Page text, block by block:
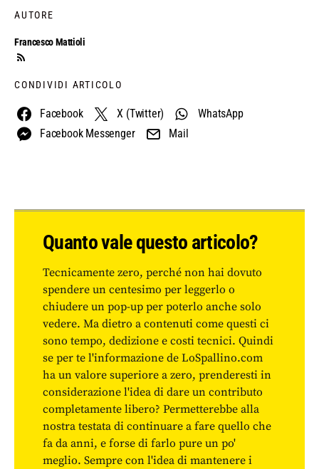
AUTORE
Francesco Mattioli
CONDIVIDI ARTICOLO
Facebook X (Twitter)
WhatsApp
Facebook Messenger
Mail
Quanto vale questo articolo?
Tecnicamente zero, perché non hai dovuto
spendere un centesimo per leggerlo o
chiudere un pop-up per poterlo anche solo
vedere. Ma dietro a contenuti come questi ci
sono tempo, dedizione e costi tecnici. Quindi
se per te l'informazione de LoSpallino.com
ha un valore superiore a zero, prenderesti in
considerazione l'idea di dare un contributo
completamente libero? Permetterebbe alla
nostra testata di continuare a fare quello che
fa da anni, e forse di farlo pure un po'
meglio. Sempre con l'idea di mantenere i